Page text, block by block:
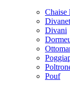
Chaise
Divani
Pouf